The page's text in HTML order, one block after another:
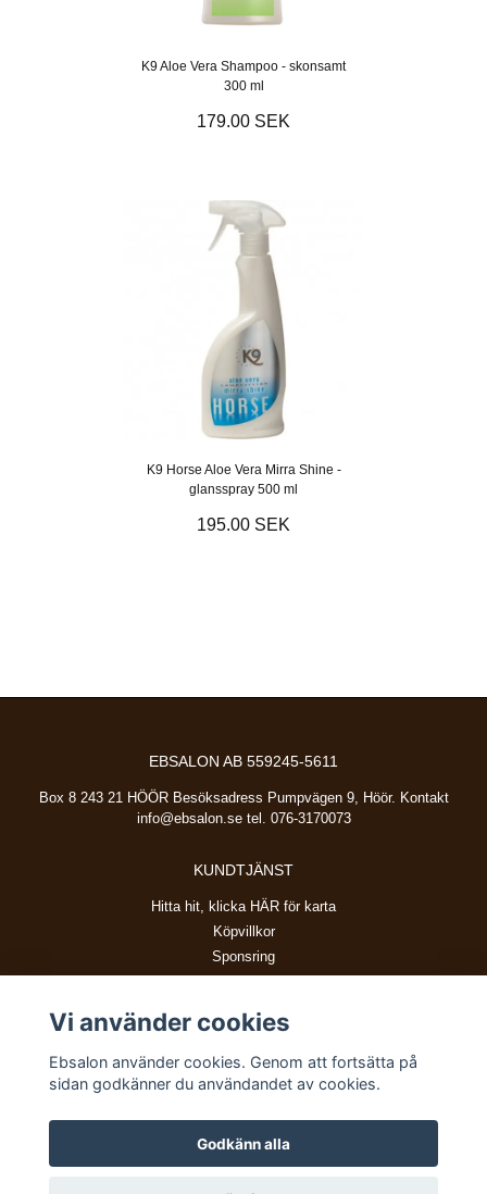
K9 Aloe Vera Shampoo - skonsamt
300 ml
179.00 SEK
K9 Horse Aloe Vera Mirra Shine -
glansspray 500 ml
195.00 SEK
EBSALON AB 559245-5611
Box 8 243 21 HÖÖR Besöksadress Pumpvägen 9, Höör. Kontakt
info@ebsalon.setel. 076-3170073
KUNDTJÄNST
Hitta hit, klicka HÄR för karta
Köpvillkor
Sponsring
BETALSÄTT
Vi använder cookies
Ebsalon använder cookies. Genom att fortsätta på
sidan godkänner du användandet av cookies.
Godkänn alla